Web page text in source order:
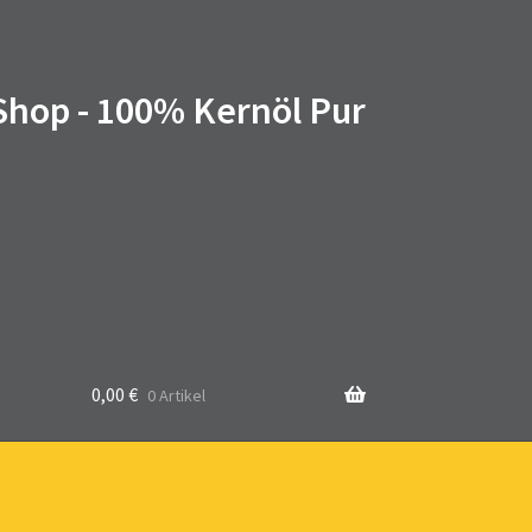
- 100% Kernöl Pur
0,00 € 0 Artikel